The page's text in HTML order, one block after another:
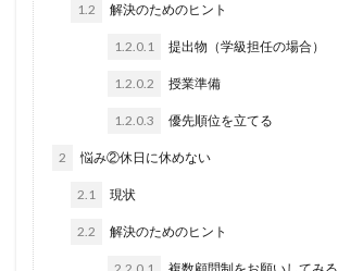
1.2 解決のためのヒント
1.2.0.1 提出物（学級担任の場合）
1.2.0.2 授業準備
1.2.0.3 優先順位を立てる
2 悩み②休日に休めない
2.1 現状
2.2 解決のためのヒント